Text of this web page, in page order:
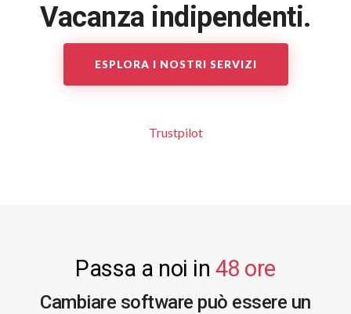
Vacanza indipendenti.
ESPLORA I NOSTRI SERVIZI
Trustpilot
Passa a noi in 48 ore
Cambiare software può essere un